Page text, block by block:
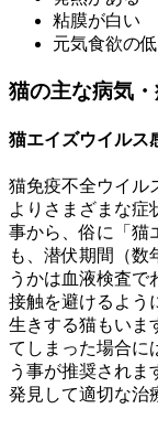
粘膜が白い
元気食欲の
猫の主な病気
猫エイズウイルス
猫免疫不全ウイル
よりさまざまな症
事から、俗に「猫
も、潜伏期間（数
うかは血液検査で
接触を避けるよう
生きする猫もいま
てしまった場合に
う事が推奨されま
発見して適切な治